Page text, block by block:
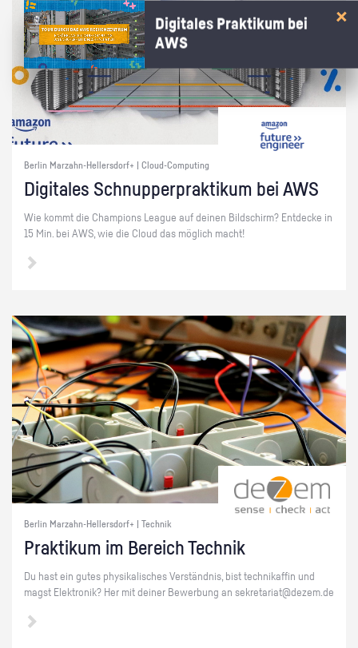
Berlin Marzahn-Hellersdorf+ | Cloud-Computing
Di­gi­ta­les Schnup­per­prak­ti­kum bei AWS
Wie kommt die Cham­pi­ons Le­ague auf dei­nen Bild­schirm? Ent­de­cke in
15 Min. bei AWS, wie die Cloud das mög­lich macht!
Berlin Marzahn-Hellersdorf+ | Technik
Prak­ti­kum im Be­reich Tech­nik
Du hast ein gutes phy­si­ka­li­sches Ver­ständ­nis, bist tech­ni­kaf­fin und
magst Elek­tro­nik? Her mit dei­ner Be­wer­bung an se­kre­ta­ri­at@​dezem.​de
Digitales Praktikum bei
AWS